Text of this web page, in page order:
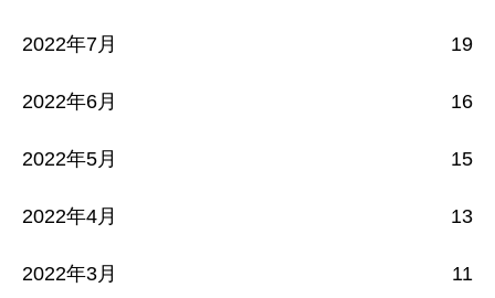
2022年7月 19
2022年6月 16
2022年5月 15
2022年4月 13
2022年3月 11